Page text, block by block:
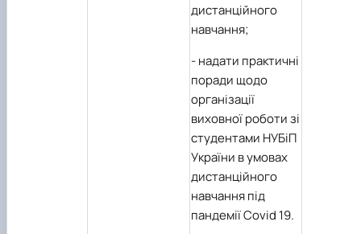
дистанційного
навчання;
-надати практичні
поради щодо
організації
виховної роботи зі
студентами НУБіП
України в умовах
дистанційного
навчання під
пандеміїCovid 19.